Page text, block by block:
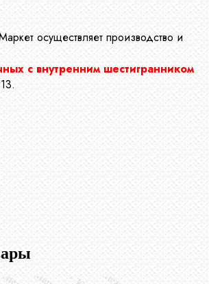
осуществляет производство и
с внутренним шестигранником